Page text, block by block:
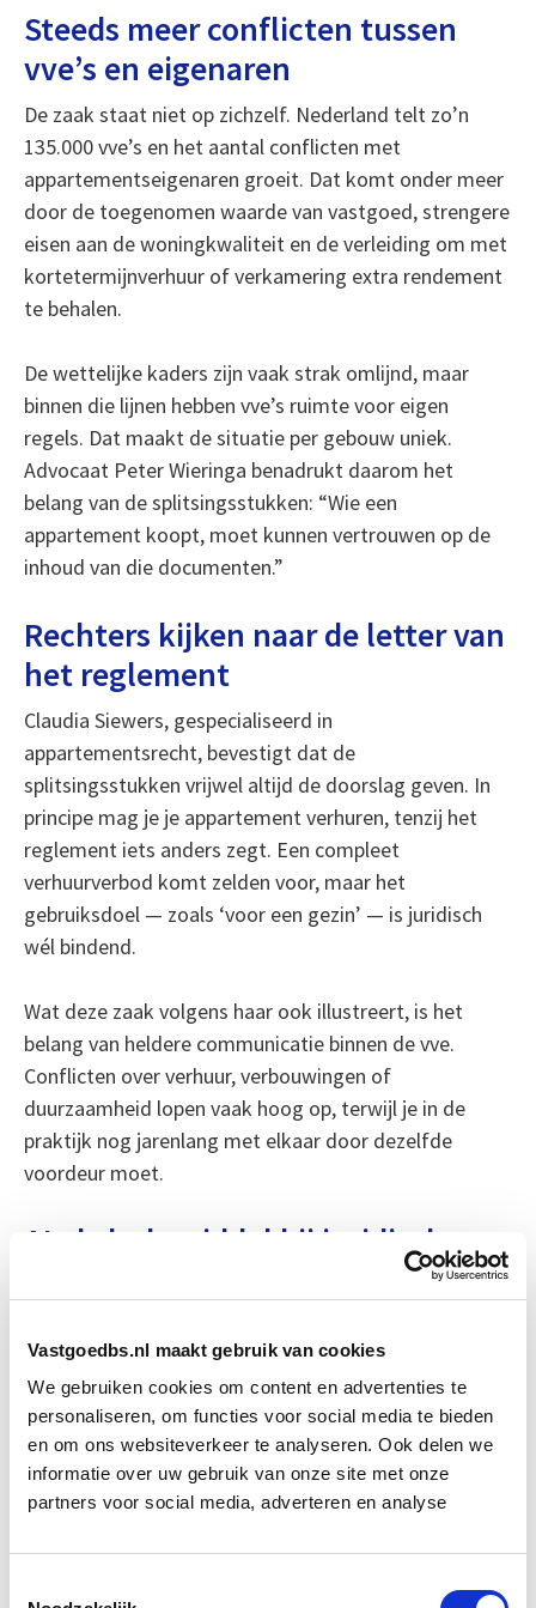
Vastgoedbs.nl maakt gebruik van cookies
We gebruiken cookies om content en advertenties te
personaliseren, om functies voor social media te bieden
en om ons websiteverkeer te analyseren. Ook delen we
informatie over uw gebruik van onze site met onze
partners voor social media, adverteren en analyse
Steeds meer conflicten tussen
vve’s en eigenaren
De zaak staat niet op zichzelf. Nederland telt zo’n
135.000 vve’s en het aantal conflicten met
appartementseigenaren groeit. Dat komt onder meer
door de toegenomen waarde van vastgoed, strengere
eisen aan de woningkwaliteit en de verleiding om met
kortetermijnverhuur of verkamering extra rendement
te behalen.
De wettelijke kaders zijn vaak strak omlijnd, maar
binnen die lijnen hebben vve’s ruimte voor eigen
regels. Dat maakt de situatie per gebouw uniek.
Advocaat Peter Wieringa benadrukt daarom het
belang van de splitsingsstukken: “Wie een
appartement koopt, moet kunnen vertrouwen op de
inhoud van die documenten.”
Rechters kijken naar de letter van
het reglement
Claudia Siewers, gespecialiseerd in
appartementsrecht, bevestigt dat de
splitsingsstukken vrijwel altijd de doorslag geven. In
principe mag je je appartement verhuren, tenzij het
reglement iets anders zegt. Een compleet
verhuurverbod komt zelden voor, maar het
gebruiksdoel — zoals ‘voor een gezin’ — is juridisch
wél bindend.
Wat deze zaak volgens haar ook illustreert, is het
belang van heldere communicatie binnen de vve.
Conflicten over verhuur, verbouwingen of
duurzaamheid lopen vaak hoog op, terwijl je in de
praktijk nog jarenlang met elkaar door dezelfde
voordeur moet.
AI als hulpmiddel bij juridische
Het platform voorRecht maakt het mogelijk om vve-
conflicten laagdrempelig op te lossen. Door juridische
informatie te analyseren, biedt het systeem inzicht in
je positie en helpt het bij het voorkomen van nodeloze
rechtszaken.
Siewers, die de besproken zaak ook in het systeem
invoerde, kreeg exact dezelfde uitkomst als het hof.